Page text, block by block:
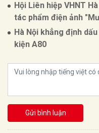
Hội Liên hiệp VHNT
tác phẩm điện ảnh
Hà Nội khẳng định
kiện A80
Gửi bình luận